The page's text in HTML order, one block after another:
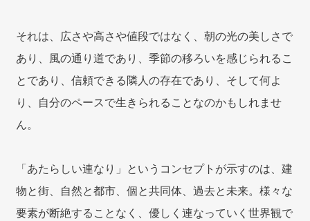
それは、広さや高さや値段ではなく、朝の光の美しさで
あり、風の通り道であり、季節の移ろいを感じられるこ
とであり、信頼できる隣人の存在であり、そして何よ
り、自分のペースで生きられることなのかもしれませ
ん。
「あたらしい連なり」というコンセプトが示すのは、建
物と街、自然と都市、個と共同体、過去と未来。様々な
要素が断絶することなく、優しく連なっていく世界観で